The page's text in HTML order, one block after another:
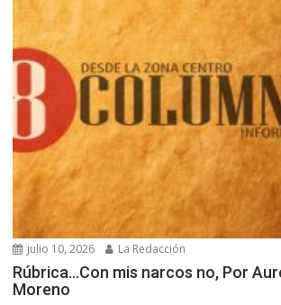
julio 10, 2026 La Redacción
Rúbrica…Con mis narcos no, Por
Moreno